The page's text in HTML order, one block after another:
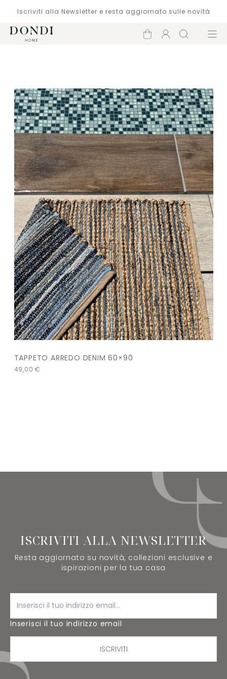
Iscriviti alla Newsletter e resta aggiornato sulle novità
Carrello
Account
Cerca Menù
TAPPETO ARREDO DENIM 60×90
49,00€
ISCRIVITI ALLA NEWSLETTER
Resta aggiornato su novità, collezioni esclusive e
ispirazioni per la tua casa
Inserisci il tuo indirizzo email
ISCRIVITI